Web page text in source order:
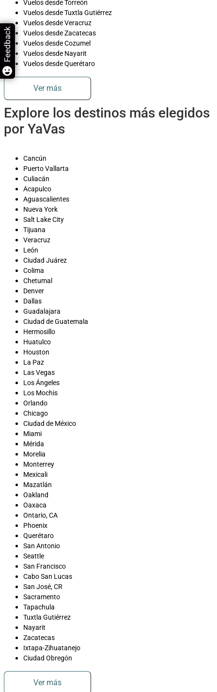
Vuelos desde Torreón
Vuelos desde Tuxtla Gutiérrez
Vuelos desde Veracruz
Vuelos desde Zacatecas
Vuelos desde Cozumel
Vuelos desde Nayarit
Vuelos desde Querétaro
Ver más
Explore los destinos más elegidos
por YaVas
Cancún
Puerto Vallarta
Culiacán
Acapulco
Aguascalientes
Nueva York
Salt Lake City
Tijuana
Veracruz
León
Ciudad Juárez
Colima
Chetumal
Denver
Dallas
Guadalajara
Ciudad de Guatemala
Hermosillo
Huatulco
Houston
La Paz
Las Vegas
Los Ángeles
Los Mochis
Orlando
Chicago
Ciudad de México
Miami
Mérida
Morelia
Monterrey
Mexicali
Mazatlán
Oakland
Oaxaca
Ontario, CA
Phoenix
Querétaro
San Antonio
Seattle
San Francisco
Cabo San Lucas
San José, CR
Sacramento
Tapachula
Tuxtla Gutiérrez
Nayarit
Zacatecas
Ixtapa-Zihuatanejo
Ciudad Obregón
Ver más
Feedback